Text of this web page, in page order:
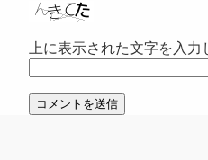
上に表示された文字を入力